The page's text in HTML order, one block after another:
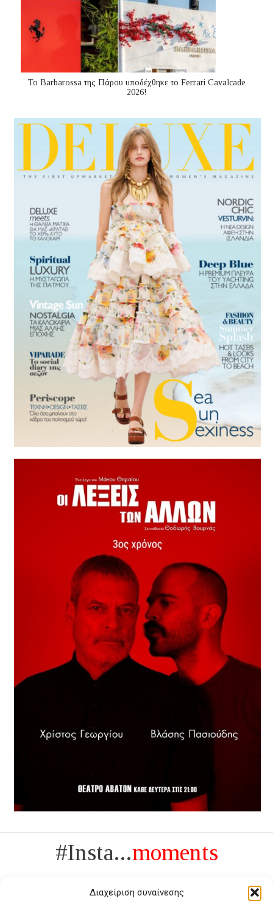
Διαχείριση συναίνεσης
Το Barbarossa της Πάρου υποδέχθηκε το Ferrari Cavalcade
2026!
#Insta...moments